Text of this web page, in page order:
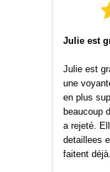
Julie est
Julie est
une
en plus
beaucoup
a rejeté.
detaillees
faitent déjà.